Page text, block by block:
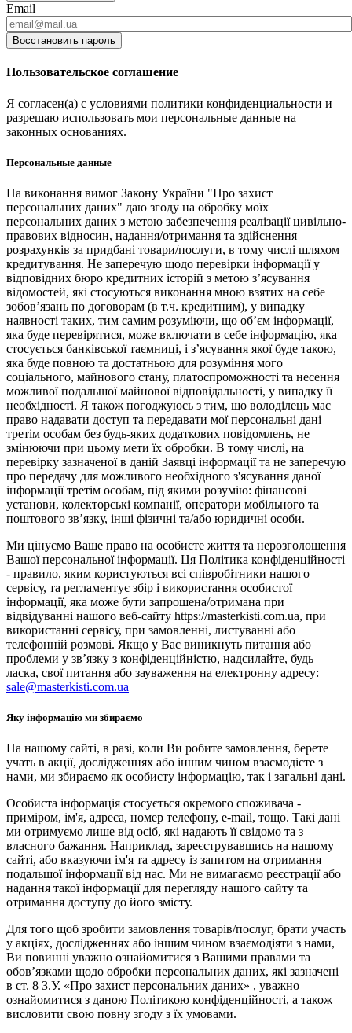
Email
Восстановить пароль
Пользовательское соглашение
Я согласен(а) с условиями политики конфиденциальности и
разрешаю использовать мои персональные данные на
законных основаниях.
Персональные данные
На виконання вимог Закону України "Про захист
персональних даних" даю згоду на обробку моїх
персональних даних з метою забезпечення реалізації цивільно-
правових відносин, надання/отримання та здійснення
розрахунків за придбані товари/послуги, в тому числі шляхом
кредитування. Не заперечую щодо перевірки інформації у
відповідних бюро кредитних історій з метою з’ясування
відомостей, які стосуються виконання мною взятих на себе
зобов’язань по договорам (в т.ч. кредитним), у випадку
наявності таких, тим самим розуміючи, що об’єм інформації,
яка буде перевірятися, може включати в себе інформацію, яка
стосується банківської таємниці, і з’ясування якої буде такою,
яка буде повною та достатньою для розуміння мого
соціального, майнового стану, платоспроможності та несення
можливої подальшої майнової відповідальності, у випадку її
необхідності. Я також погоджуюсь з тим, що володілець має
право надавати доступ та передавати мої персональні дані
третім особам без будь-яких додаткових повідомлень, не
змінюючи при цьому мети їх обробки. В тому числі, на
перевірку зазначеної в даній Заявці інформації та не заперечую
про передачу для можливого необхідного з'ясування даної
інформації третім особам, під якими розумію: фінансові
установи, колекторські компанії, оператори мобільного та
поштового зв’язку, інші фізичні та/або юридичні особи.
Ми цінуємо Ваше право на особисте життя та нерозголошення
Вашої персональної інформації. Ця Політика конфіденційності
- правило, яким користуються всі співробітники нашого
сервісу, та регламентує збір і використання особистої
інформації, яка може бути запрошена/отримана при
відвідуванні нашого веб-сайту https://masterkisti.com.ua, при
використанні сервісу, при замовленні, листуванні або
телефонній розмові. Якщо у Вас виникнуть питання або
проблеми у зв’язку з конфіденційністю, надсилайте, будь
ласка, свої питання або зауваження на електронну адресу:
sale@masterkisti.com.ua
Яку інформацію ми збираємо
На нашому сайті, в разі, коли Ви робите замовлення, берете
учать в акції, дослідженнях або іншим чином взаємодієте з
нами, ми збираємо як особисту інформацію, так і загальні дані.
Особиста інформація стосується окремого споживача -
приміром, ім'я, адреса, номер телефону, e-mail, тощо. Такі дані
ми отримуємо лише від осіб, які надають її свідомо та з
власного бажання. Наприклад, зареєструвавшись на нашому
сайті, або вказуючи ім'я та адресу із запитом на отримання
подальшої інформації від нас. Ми не вимагаємо реєстрації або
надання такої інформації для перегляду нашого сайту та
отримання доступу до його змісту.
Для того щоб зробити замовлення товарів/послуг, брати участь
у акціях, дослідженнях або іншим чином взаємодіяти з нами,
Ви повинні уважно ознайомитися з Вашими правами та
обов’язками щодо обробки персональних даних, які зазначені
в ст. 8 З.У. «Про захист персональних даних» , уважно
ознайомитися з даною Політикою конфіденційності, а також
висловити свою повну згоду з їх умовами.